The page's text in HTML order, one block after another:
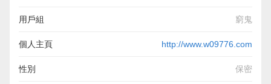
用戶組 窮鬼
個人主頁 http://www.w09776.com
性別 保密